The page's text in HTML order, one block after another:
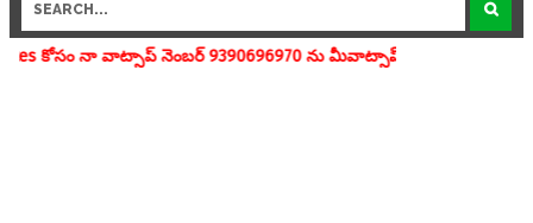
నెంబర్ 9390696970 ను మీవాట్సాప్ గ్రూపులో add చేయగలరు